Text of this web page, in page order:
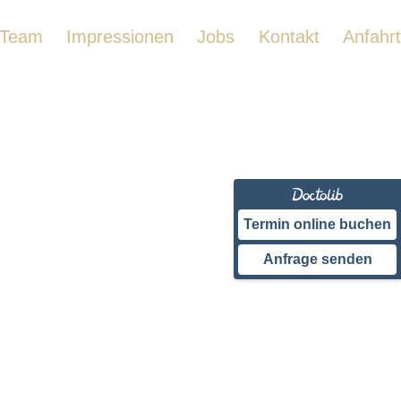
Termin online buchen
Anfrage senden
Team Impressionen Jobs Kontakt Anfahrt